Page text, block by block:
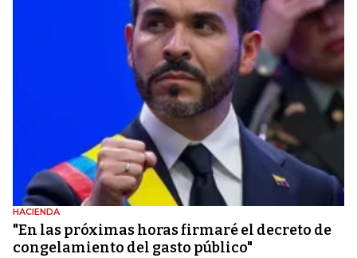
HACIENDA
"En las próximas horas firmaré el decreto de
congelamiento del gasto público"